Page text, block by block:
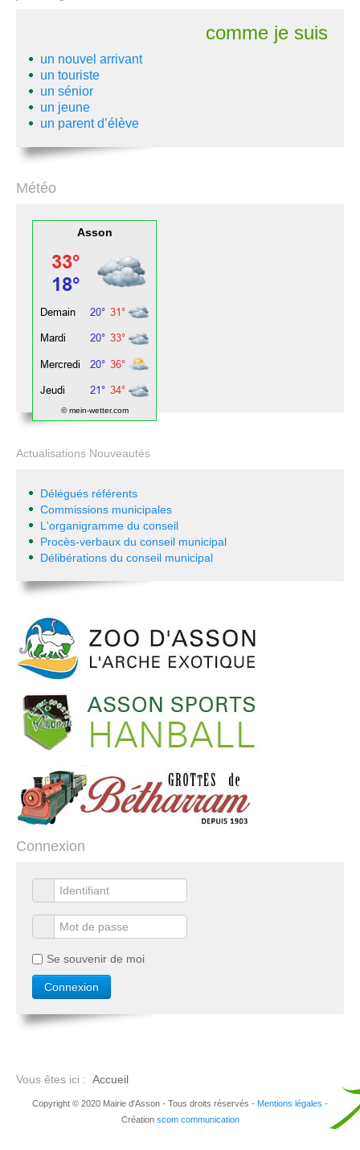
comme je suis
un nouvel arrivant
un touriste
un sénior
un jeune
un parent d’élève
Météo
Asson
© mein-wetter.com
Actualisations Nouveautés
Délégués référents
Commissions municipales
L'organigramme du conseil
Procès-verbaux du conseil municipal
Délibérations du conseil municipal
Connexion
Se souvenir de moi
Vous êtes ici : Accueil
Copyright © 2020 Mairie d'Asson - Tous droits réservés - Mentions légales -
Création scom communication